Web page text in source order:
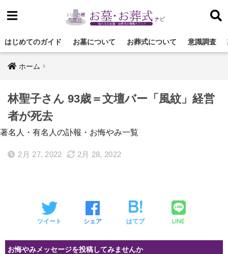
はじめてのガイド お墓について お葬式について 意識調査
ホーム
林聖子さん 93歳＝文壇バー「風紋」経営
者が死去
著名人・有名人の訃報・お悔やみ一覧
2月 27, 2022 2月 28, 2022
ツイート シェア はてブ LINE
お悔やみメッセージを投稿してみませんか